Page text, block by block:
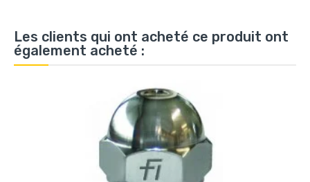
Les clients qui ont acheté ce produit ont
également acheté :